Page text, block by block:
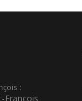
:
François